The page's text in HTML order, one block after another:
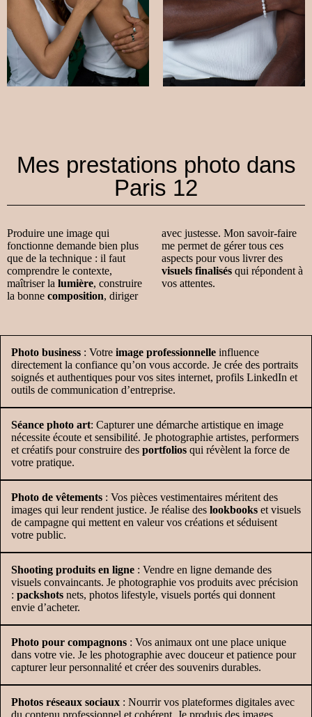
Mes prestations photo dans
Paris 12
Produire une image qui
fonctionne demande bien plus
que de la technique : il faut
comprendre le contexte,
maîtriser la lumière, construire
la bonne composition, diriger
avec justesse. Mon savoir-faire
me permet de gérer tous ces
aspects pour vous livrer des
visuels finalisés qui répondent à
vos attentes.
Photo business : Votre image professionnelle influence
directement la confiance qu’on vous accorde. Je crée des portraits
soignés et authentiques pour vos sites internet, profils LinkedIn et
outils de communication d’entreprise.
Séance photo art: Capturer une démarche artistique en image
nécessite écoute et sensibilité. Je photographie artistes, performers
et créatifs pour construire des portfolios qui révèlent la force de
votre pratique.
Photo de vêtements : Vos pièces vestimentaires méritent des
images qui leur rendent justice. Je réalise des lookbooks et visuels
de campagne qui mettent en valeur vos créations et séduisent
votre public.
Shooting produits en ligne : Vendre en ligne demande des
visuels convaincants. Je photographie vos produits avec précision
: packshots nets, photos lifestyle, visuels portés qui donnent
envie d’acheter.
Photo pour compagnons : Vos animaux ont une place unique
dans votre vie. Je les photographie avec douceur et patience pour
capturer leur personnalité et créer des souvenirs durables.
Photos réseaux sociaux : Nourrir vos plateformes digitales avec
du contenu professionnel et cohérent. Je produis des images